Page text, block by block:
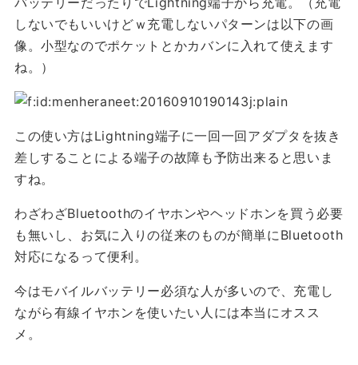
しないでもいいけどｗ充電しないパターンは以下の画
像。小型なのでポケットとかカバンに入れて使えます
ね。）
この使い方はLightning端子に一回一回アダプタを抜き
差しすることによる端子の故障も予防出来ると思いま
すね。
わざわざBluetoothのイヤホンやヘッドホンを買う必要
も無いし、お気に入りの従来のものが簡単にBluetooth
対応になるって便利。
今はモバイルバッテリー必須な人が多いので、充電し
ながら有線イヤホンを使いたい人には本当にオスス
メ。